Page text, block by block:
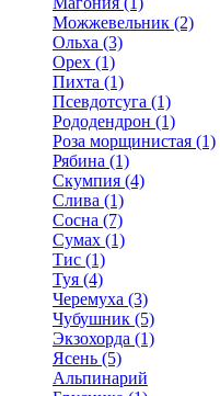
Можжевельник (2)
Ольха (3)
Орех (1)
Пихта (1)
Псевдотсуга (1)
Рододендрон (1)
Роза морщинистая (1)
Рябина (1)
Скумпия (4)
Слива (1)
Сосна (7)
Сумах (1)
Тис (1)
Туя (4)
Черемуха (3)
Чубушник (5)
Экзохорда (1)
Ясень (5)
Альпинарий